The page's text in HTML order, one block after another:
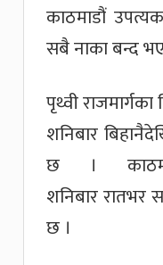
काठमाडौं
सबै नाका बन्द
पृथ्वी
शनिबार
छ ।
शनिबार रातभर
छ ।